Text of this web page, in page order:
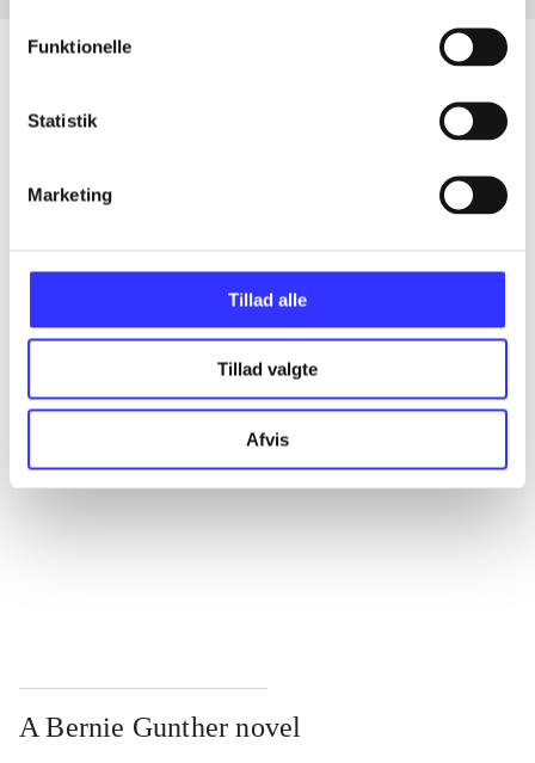
Funktionelle
Statistik
Marketing
Tillad alle
Tillad valgte
Afvis
Artikler
...
...
A Bernie Gunther novel